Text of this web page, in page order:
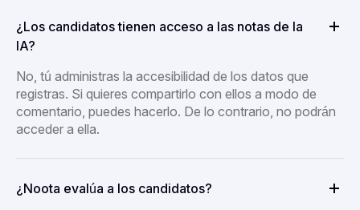
¿Los candidatos tienen acceso a las notas de la
IA?
No, tú administras la accesibilidad de los datos que
registras. Si quieres compartirlo con ellos a modo de
comentario, puedes hacerlo. De lo contrario, no podrán
acceder a ella.
¿Noota evalúa a los candidatos?